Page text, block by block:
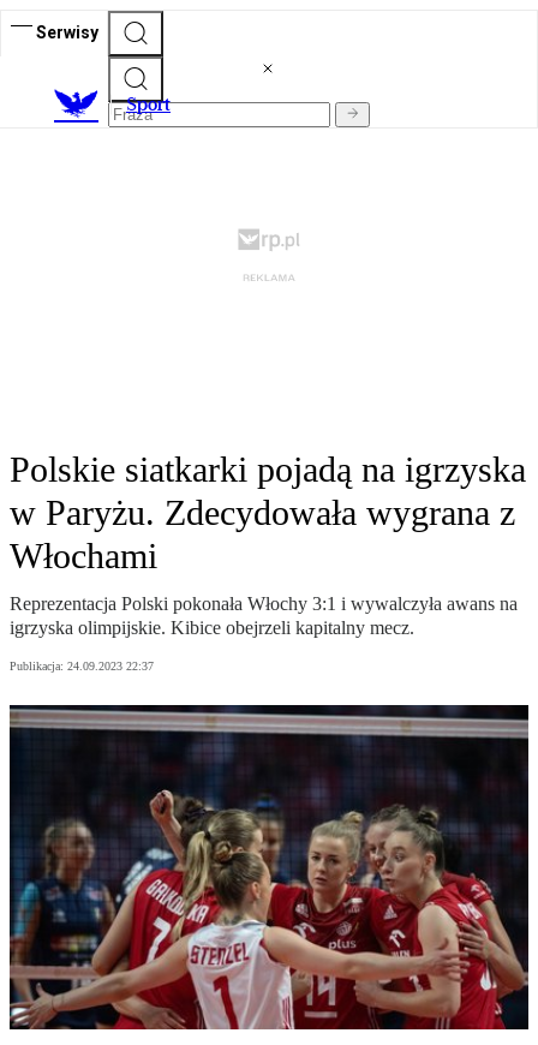
Serwisy
Sport
Polskie siatkarki pojadą na igrzyska
w Paryżu. Zdecydowała wygrana z
Włochami
Reprezentacja Polski pokonała Włochy 3:1 i wywalczyła awans na
igrzyska olimpijskie. Kibice obejrzeli kapitalny mecz.
Publikacja: 24.09.2023 22:37